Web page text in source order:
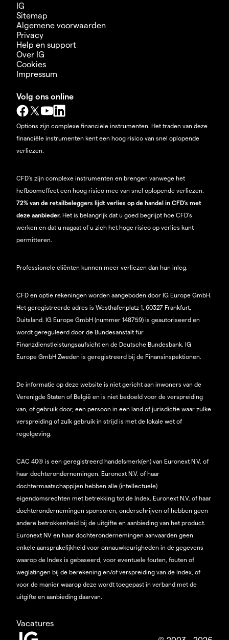
IG
Sitemap
Algemene voorwaarden
Privacy
Help en support
Over IG
Cookies
Impressum
Volg ons online
Options zijn complexe financiële instrumenten. Het traden van deze
financiële instrumenten kent een hoog risico van snel oplopende
verliezen.
CFD’s zijn complexe instrumenten en brengen vanwege het
hefboomeffect een hoog risico mee van snel oplopende verliezen.
72% van de retailbeleggers lijdt verlies op de handel in CFD’s met
deze aanbieder. Het is belangrijk dat u goed begrijpt hoe CFD's
werken en dat u nagaat of u zich het hoge risico op verlies kunt
permitteren.
Professionele cliënten kunnen meer verliezen dan hun inleg.
CFD en optie rekeningen worden aangeboden door IG Europe GmbH.
Het geregistreerde adres is Westhafenplatz 1, 60327 Frankfurt,
Duitsland. IG Europe GmbH (nummer 148759) is geautoriseerd en
wordt gereguleerd door de Bundesanstalt für
Finanzdienstleistungsaufsicht en de Deutsche Bundesbank. IG
Europe GmbH Zweden is geregistreerd bij de Finansinspektionen.
De informatie op deze website is niet gericht aan inwoners van de
Verenigde Staten of België en is niet bedoeld voor de verspreiding
van, of gebruik door, een persoon in een land of jurisdictie waar zulke
verspreiding of zulk gebruik in strijd is met de lokale wet of
regelgeving.
CAC 40® is een geregistreerd handelsmerk(en) van Euronext N.V. of
haar dochterondernemingen. Euronext N.V. of haar
dochtermaatschappijen hebben alle (intellectuele)
eigendomsrechten met betrekking tot de Index. Euronext N.V. of haar
dochterondernemingen sponsoren, onderschrijven of hebben geen
andere betrokkenheid bij de uitgifte en aanbieding van het product.
Euronext NV en haar dochterondernemingen aanvaarden geen
enkele aansprakelijkheid voor onnauwkeurigheden in de gegevens
waarop de Index is gebaseerd, voor eventuele fouten, fouten of
weglatingen bij de berekening en/of verspreiding van de Index, of
voor de manier waarop deze wordt toegepast in verband met de
uitgifte en aanbieding daarvan.
Vacatures